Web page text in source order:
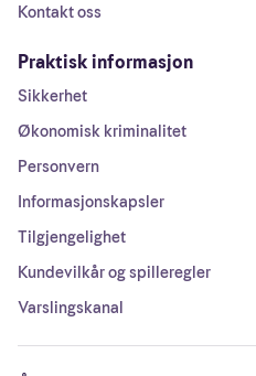
Kontakt oss
Praktisk informasjon
Sikkerhet
Økonomisk kriminalitet
Personvern
Informasjonskapsler
Tilgjengelighet
Kundevilkår og spilleregler
Varslingskanal